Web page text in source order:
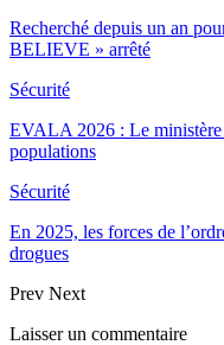
Recherché depuis un an
BELIEVE » arrêté
Sécurité
EVALA 2026 : Le ministère
populations
Sécurité
En 2025, les forces de
drogues
Prev Next
Laisser un commentaire